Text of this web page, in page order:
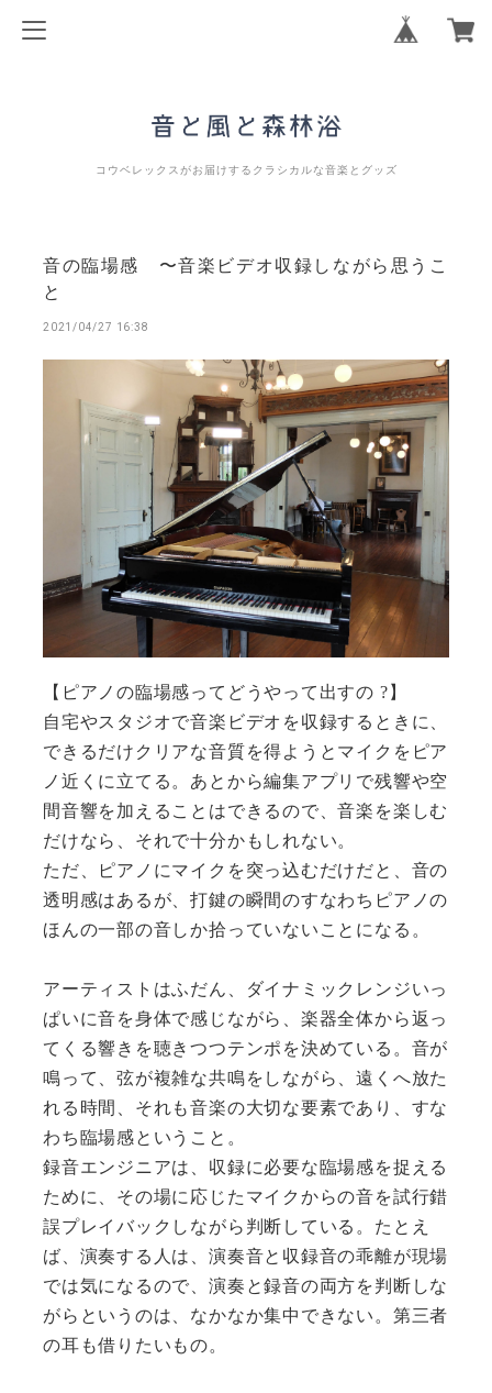
コウベレックスがお届けするクラシカルな音楽とグッズ
音の臨場感 〜音楽ビデオ収録しながら思うこ
と
2021/04/27 16:38
【ピアノの臨場感ってどうやって出すの ? 】
自宅やスタジオで音楽ビデオを収録するときに、
できるだけクリアな音質を得ようとマイクをピア
ノ近くに立てる。あとから編集アプリで残響や空
間音響を加えることはできるので、音楽を楽しむ
だけなら、それで十分かもしれない。
ただ、ピアノにマイクを突っ込むだけだと、音の
透明感はあるが、打鍵の瞬間のすなわちピアノの
ほんの一部の音しか拾っていないことになる。
アーティストはふだん、ダイナミックレンジいっ
ぱいに音を身体で感じながら、楽器全体から返っ
てくる響きを聴きつつテンポを決めている。音が
鳴って、弦が複雑な共鳴をしながら、遠くへ放た
れる時間、それも音楽の大切な要素であり、すな
わち臨場感ということ。
録音エンジニアは、収録に必要な臨場感を捉える
ために、その場に応じたマイクからの音を試行錯
誤プレイバックしながら判断している。たとえ
ば、演奏する人は、演奏音と収録音の乖離が現場
では気になるので、演奏と録音の両方を判断しな
がらというのは、なかなか集中できない。第三者
の耳も借りたいもの。